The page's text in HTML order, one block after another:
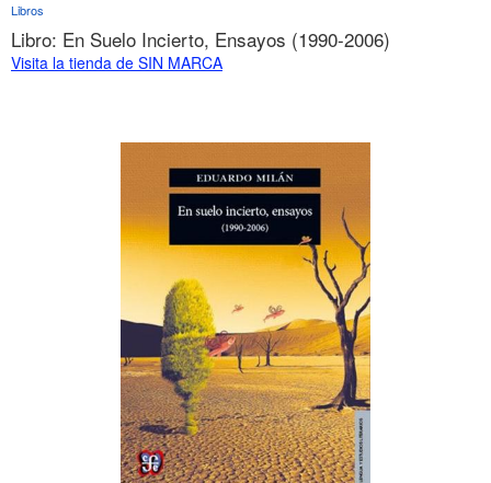
Libros
Libro: En Suelo Incierto, Ensayos (1990-2006)
Visita la tienda de SIN MARCA